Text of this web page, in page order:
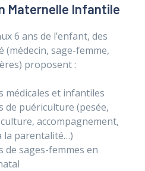
Maternelle Infantile
6 ans de l’enfant, des
(médecin, sage-femme,
proposent :
médicales et infantiles
de puériculture (pesée,
accompagnement,
la parentalité…)
de sages-femmes en